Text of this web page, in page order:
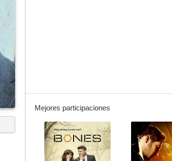
Mejores participaciones
9.0